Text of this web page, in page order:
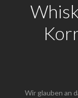
Wir glauben an